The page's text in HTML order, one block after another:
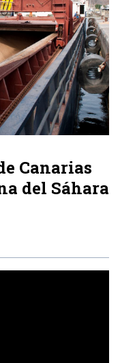
Canarias
del Sáhara